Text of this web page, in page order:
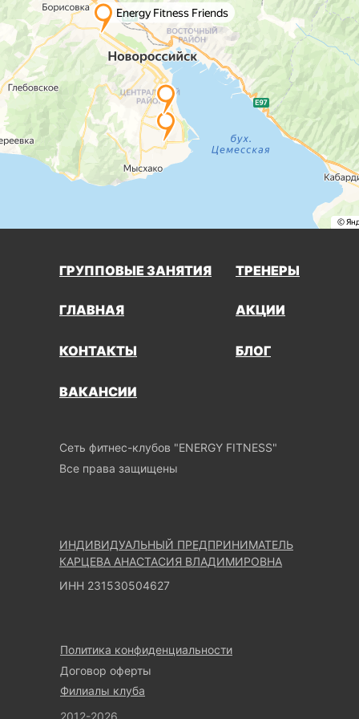
ВАКАНСИИ
БЛОГ
КОНТАКТЫ
АКЦИИ
ТРЕНЕРЫ
ГРУППОВЫЕ ЗАНЯТИЯ
ГЛАВНАЯ
Все права защищены
Сеть фитнес-клубов "ENERGY FITNESS"
ИНН 231530504627
Филиалы клуба
2012-2026
ИНДИВИДУАЛЬНЫЙ ПРЕДПРИНИМАТЕЛЬ
КАРЦЕВА АНАСТАСИЯ ВЛАДИМИРОВНА
Политика конфиденциальности
Договор оферты